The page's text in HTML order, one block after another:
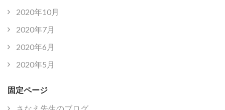
2020年10月
2020年7月
2020年6月
2020年5月
固定ページ